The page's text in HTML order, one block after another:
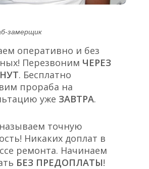
замерщик
оперативно и без
Перезвоним ЧЕРЕЗ
. Бесплатно
прораба на
уже ЗАВТРА.
точную
Никаких доплат в
ремонта. Начинаем
БЕЗ ПРЕДОПЛАТЫ!